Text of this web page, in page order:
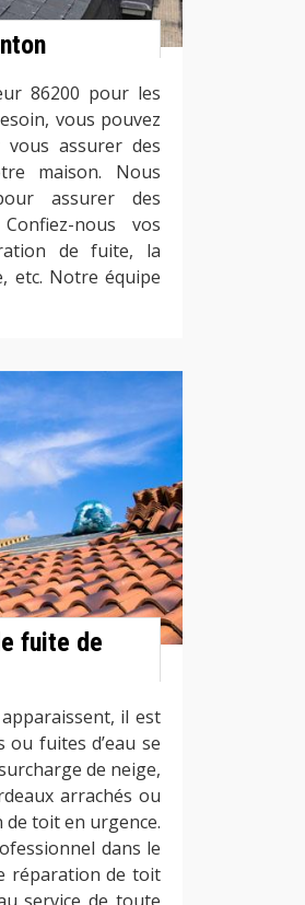
86200 pour les
vous pouvez
assurer des
maison. Nous
assurer des
nous vos
de fuite, la
etc. Notre équipe
fuite de
il est
fuites d’eau se
de neige,
arrachés ou
toit en urgence.
dans le
réparation de toit